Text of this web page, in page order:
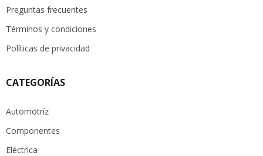
Preguntas frecuentes
Términos y condiciones
Políticas de privacidad
CATEGORÍAS
Automotríz
Componentes
Eléctrica